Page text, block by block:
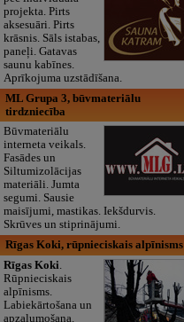
projekta. Pirts
aksesuāri. Pirts
krāsnis. Sāls istabas,
paneļi. Gatavas
saunu kabīnes.
Aprīkojuma uzstādīšana.
ML Grupa 3, būvmateriālu
tirdzniecība
Būvmateriālu
interneta veikals.
Fasādes un
Siltumizolācijas
materiāli. Jumta
segumi. Sausie
maisījumi, mastikas. Iekšdurvis.
Skrūves un stiprinājumi.
Rīgas Koki, rūpnieciskais alpīnisms
Rīgas Koki
Rūpnieciskais
alpīnisms.
Labiekārtošana un
apzaļumošana.